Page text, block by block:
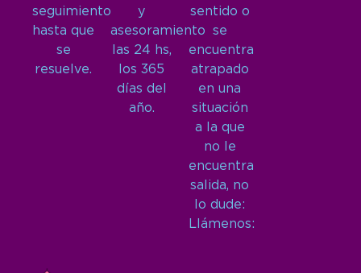
seguimiento
hasta que
se
resuelve.
y
asesoramiento
las 24 hs,
los 365
días del
año.
sentido o
se
encuentra
atrapado
en una
situación
a la que
no le
encuentra
salida, no
lo dude:
Llámenos: